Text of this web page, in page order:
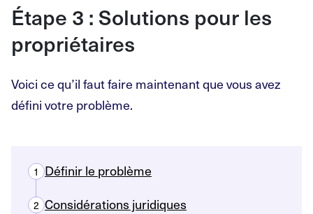
Étape 3 : Solutions pour les
propriétaires
Voici ce qu’il faut faire maintenant que vous avez
défini votre problème.
1 Définir le problème
2 Considérations juridiques